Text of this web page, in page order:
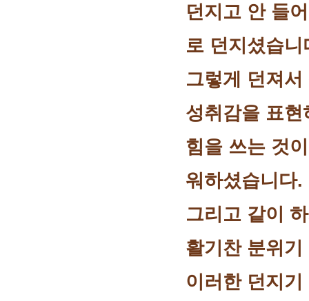
던지고 안 들
로 던지셨습니
그렇게 던져
성취감을 표현
힘을 쓰는 것
워하셨습니다.
그리고 같이
활기찬 분위
이러한 던지